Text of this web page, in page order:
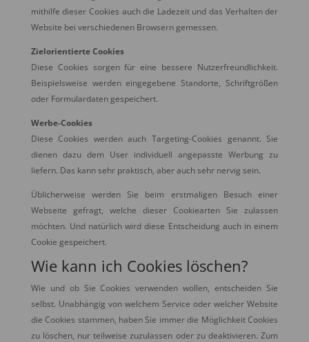
mithilfe dieser Cookies auch die Ladezeit und das Verhalten der
Website bei verschiedenen Browsern gemessen.
Zielorientierte Cookies
Diese Cookies sorgen für eine bessere Nutzerfreundlichkeit.
Beispielsweise werden eingegebene Standorte, Schriftgrößen
oder Formulardaten gespeichert.
Werbe-Cookies
Diese Cookies werden auch Targeting-Cookies genannt. Sie
dienen dazu dem User individuell angepasste Werbung zu
liefern. Das kann sehr praktisch, aber auch sehr nervig sein.
Üblicherweise werden Sie beim erstmaligen Besuch einer
Webseite gefragt, welche dieser Cookiearten Sie zulassen
möchten. Und natürlich wird diese Entscheidung auch in einem
Cookie gespeichert.
Wie kann ich Cookies löschen?
Wie und ob Sie Cookies verwenden wollen, entscheiden Sie
selbst. Unabhängig von welchem Service oder welcher Website
die Cookies stammen, haben Sie immer die Möglichkeit Cookies
zu löschen, nur teilweise zuzulassen oder zu deaktivieren. Zum